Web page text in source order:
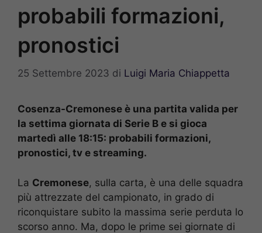
probabili formazioni,
pronostici
25 Settembre 2023 di Luigi Maria Chiappetta
Cosenza-Cremonese è una partita valida per
la settima giornata di Serie B e si gioca
martedì alle 18:15: probabili formazioni,
pronostici, tv e streaming.
La Cremonese, sulla carta, è una delle squadra
più attrezzate del campionato, in grado di
riconquistare subito la massima serie perduta lo
scorso anno. Ma, dopo le prime sei giornate di